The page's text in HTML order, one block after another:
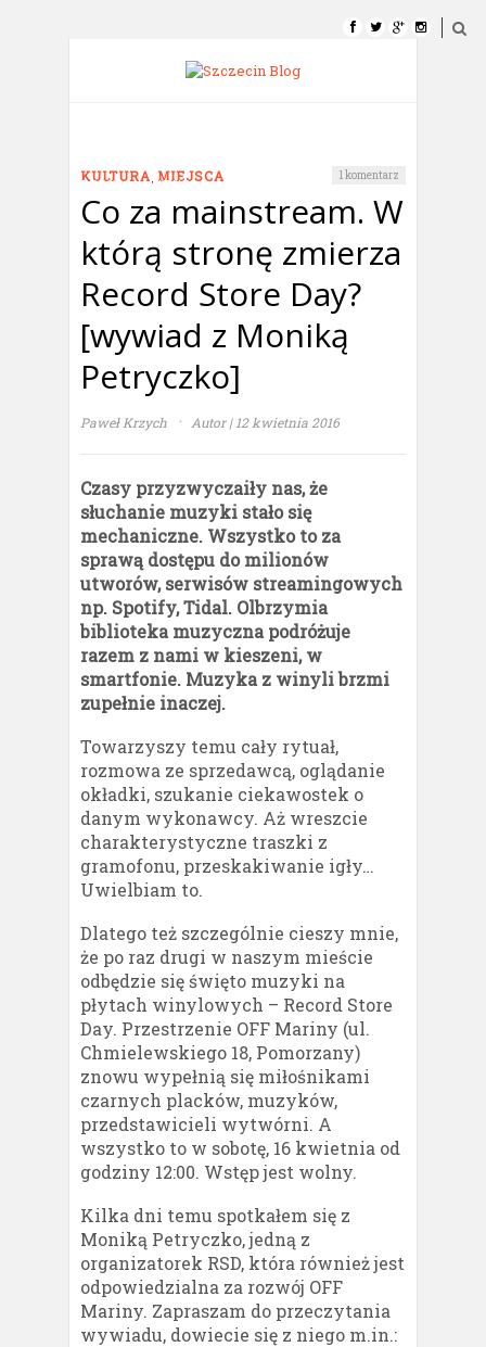
TECH BIZNES
NI W PIPKĘ, NI W OKO
KULTURA MIEJSCA 1 komentarz
Co za mainstream. W
którą stronę zmierza
Record Store Day?
[wywiad z Moniką
Petryczko]
Paweł Krzych · Autor | 12 kwietnia 2016
Czasy przyzwyczaiły nas, że
słuchanie muzyki stało się
mechaniczne. Wszystko to za
sprawą dostępu do milionów
utworów, serwisów streamingowych
np. Spotify, Tidal. Olbrzymia
biblioteka muzyczna podróżuje
razem z nami w kieszeni, w
smartfonie. Muzyka z winyli brzmi
zupełnie inaczej.
Towarzyszy temu cały rytuał,
rozmowa ze sprzedawcą, oglądanie
okładki, szukanie ciekawostek o
danym wykonawcy. Aż wreszcie
charakterystyczne traszki z
gramofonu, przeskakiwanie igły…
Uwielbiam to.
Dlatego też szczególnie cieszy mnie,
że po raz drugi w naszym mieście
odbędzie się święto muzyki na
płytach winylowych – Record Store
Day. Przestrzenie OFF Mariny (ul.
Chmielewskiego 18, Pomorzany)
znowu wypełnią się miłośnikami
czarnych placków, muzyków,
przedstawicieli wytwórni. A
wszystko to w sobotę, 16 kwietnia od
godziny 12:00. Wstęp jest wolny.
Kilka dni temu spotkałem się z
Moniką Petryczko, jedną z
organizatorek RSD, która również jest
odpowiedzialna za rozwój OFF
Mariny. Zapraszam do przeczytania
wywiadu, dowiecie się z niego m.in.: